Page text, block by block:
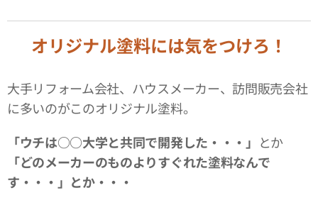
オリジナル塗料には気をつけろ！
大手リフォーム会社、ハウスメーカー、訪問販売会社
に多いのがこのオリジナル塗料。
「ウチは○○大学と共同で開発した・・・」 とか
「どのメーカーのものよりすぐれた塗料なんで
す・・・」とか・・・